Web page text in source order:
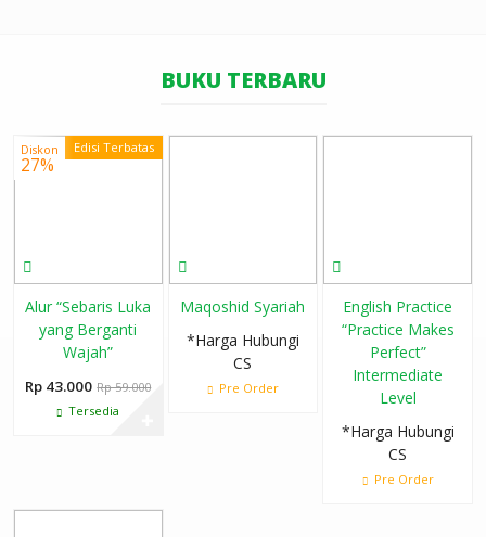
BUKU TERBARU
Edisi Terbatas
Diskon
27%
Alur “Sebaris Luka
yang Berganti
Wajah”
Rp 43.000 Rp 59.000
Tersedia
Maqoshid Syariah
*Harga Hubungi
CS
Pre Order
English Practice
“Practice Makes
Perfect”
Intermediate
Level
*Harga Hubungi
CS
Pre Order